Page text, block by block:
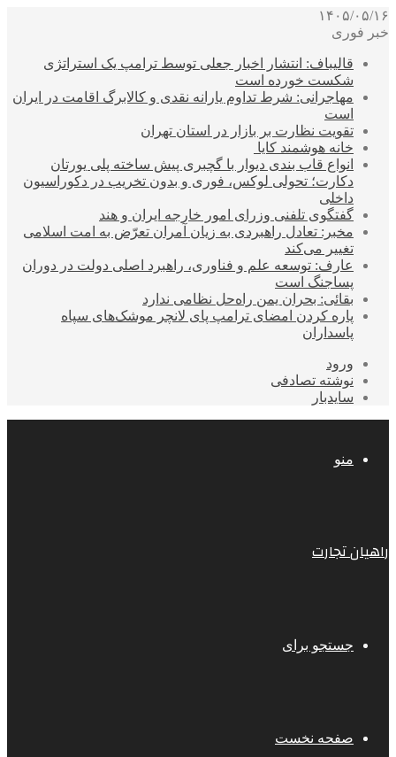
۱۴۰۵/۰۵/۱۶
خبر فوری
قالیباف: انتشار اخبار جعلی توسط ترامپ یک استراتژی
شکست خورده است
مهاجرانی: شرط تداوم یارانه نقدی و کالابرگ اقامت در ایران
است
تقویت نظارت بر بازار در استان تهران
خانه هوشمند کایا
انواع قاب بندی دیوار با گچبری پیش ساخته پلی یورتان
دکارت؛ تحولی لوکس، فوری و بدون تخریب در دکوراسیون
داخلی
گفتگوی تلفنی وزرای امور خارجه ایران و هند
مخبر: تعادل راهبردی به زیان آمران تعرّض به امت اسلامی
تغییر می‌کند
عارف: توسعه علم و فناوری، راهبرد اصلی دولت در دوران
پساجنگ است
بقائی: بحران یمن راه‌حل نظامی ندارد
پاره کردن امضای ترامپ پای لانچر موشک‌های سپاه
پاسداران
ورود
نوشته تصادفی
سایدبار
منو
راهیان تجارت
جستجو برای
صفحه نخست